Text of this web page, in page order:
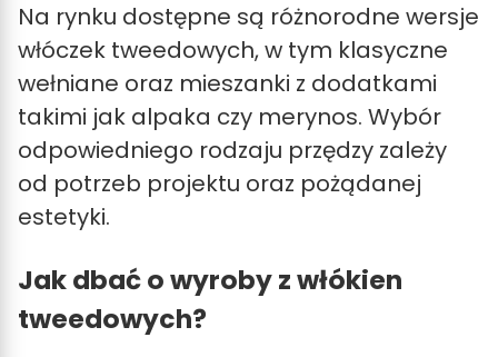
Na rynku dostępne są różnorodne wersje
włóczek tweedowych, w tym klasyczne
wełniane oraz mieszanki z dodatkami
takimi jak alpaka czy merynos. Wybór
odpowiedniego rodzaju przędzy zależy
od potrzeb projektu oraz pożądanej
estetyki.
Jak dbać o wyroby z włókien
tweedowych?